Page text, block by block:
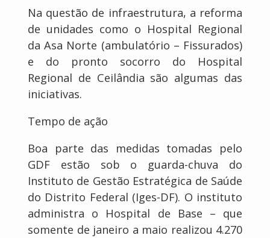
Na questão de infraestrutura, a reforma
de unidades como o Hospital Regional
da Asa Norte (ambulatório – Fissurados)
e do pronto socorro do Hospital
Regional de Ceilândia são algumas das
iniciativas.
Tempo de ação
Boa parte das medidas tomadas pelo
GDF estão sob o guarda-chuva do
Instituto de Gestão Estratégica de Saúde
do Distrito Federal (Iges-DF). O instituto
administra o Hospital de Base – que
somente de janeiro a maio realizou 4.270